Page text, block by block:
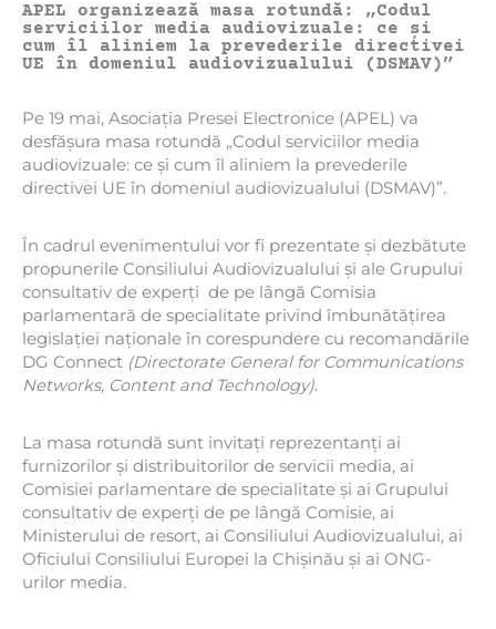
APEL organizează masa rotundă: „Codul
serviciilor media audiovizuale: ce și
cum îl aliniem la prevederile directivei
UE în domeniul audiovizualului (DSMAV)”
Pe 19 mai, Asociația Presei Electronice (APEL) va
desfășura masa rotundă „Codul serviciilor media
audiovizuale: ce și cum îl aliniem la prevederile
directivei UE în domeniul audiovizualului (DSMAV)”.
În cadrul evenimentului vor fi prezentate și dezbătute
propunerile Consiliului Audiovizualului și ale Grupului
consultativ de experți de pe lângă Comisia
parlamentară de specialitate privind îmbunătățirea
legislației naționale în corespundere cu recomandările
DG Connect (Directorate General for Communications
Networks, Content and Technology).
La masa rotundă sunt invitați reprezentanți ai
furnizorilor și distribuitorilor de servicii media, ai
Comisiei parlamentare de specialitate și ai Grupului
consultativ de experți de pe lângă Comisie, ai
Ministerului de resort, ai Consiliului Audiovizualului, ai
Oficiului Consiliului Europei la Chișinău și ai ONG-
urilor media.